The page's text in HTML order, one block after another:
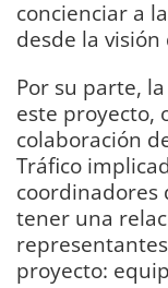
concienciar a
desde la
Por su parte,
este proyecto,
colaboración
Tráfico
coordinadores
tener una
proyecto: